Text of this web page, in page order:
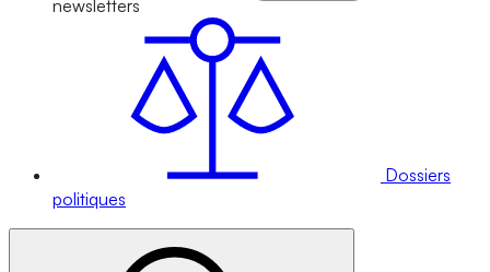
newsletters
Dossiers
politiques